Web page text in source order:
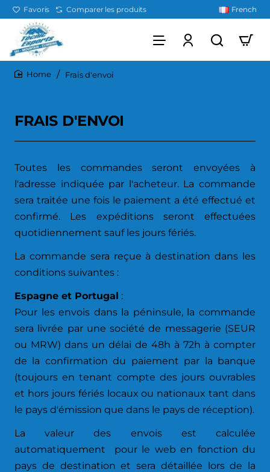
Favoris Comparer les produits French
Frais d'envoi
FRAIS D'ENVOI
Toutes les commandes seront envoyées à
l'adresse indiquée par l'acheteur. La commande
sera traitée une fois le paiement a été effectué et
confirmé. Les expéditions seront effectuées
quotidiennement sauf les jours fériés.
La commande sera reçue à destination dans les
conditions suivantes :
Espagne et Portugal :
Pour les envois dans la péninsule, la commande
sera livrée par une société de messagerie (SEUR
ou MRW) dans un délai de 48h à 72h à compter
de la confirmation du paiement par la banque
(toujours en tenant compte des jours ouvrables
et hors jours fériés locaux ou nationaux tant dans
le pays d'émission que dans le pays de réception).
La valeur des envois est calculée
automatiquement pour le web en fonction du
pays de destination et sera détaillée lors de la